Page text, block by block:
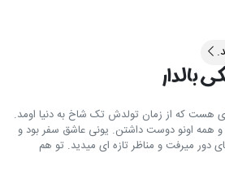
بالدار
هست که از زمان تولدش تک شاخ به دنیا اومد.
و همه اونو دوست داشتن. یونی عاشق سفر بود و
میرفت و مناظر تازه ای میدید. تو هم